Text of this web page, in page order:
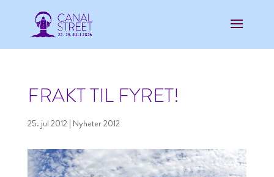
FRAKT TIL FYRET!
25. jul 2012 | Nyheter 2012